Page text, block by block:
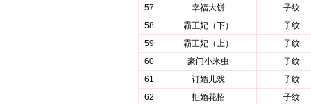
57
幸福大饼
子纹
58
霸王妃（下）
子纹
59
霸王妃（上）
子纹
60
豪门小米虫
子纹
61
订婚儿戏
子纹
62
拒婚花招
子纹